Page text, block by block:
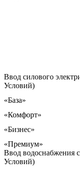
Ввод силового
Условий)
«База»
«Комфорт»
«Бизнес»
«Премиум»
Ввод водоснабжения
Условий)